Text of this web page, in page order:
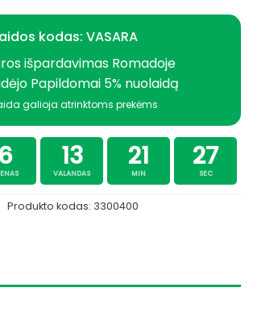
kodas: VASARA
išpardavimas Romadoje
Papildomai 5% nuolaidą
galioja atrinktoms prekėms
6 13
VALANDAS
21
MIN
26
SEC
Produkto kodas: 3300400